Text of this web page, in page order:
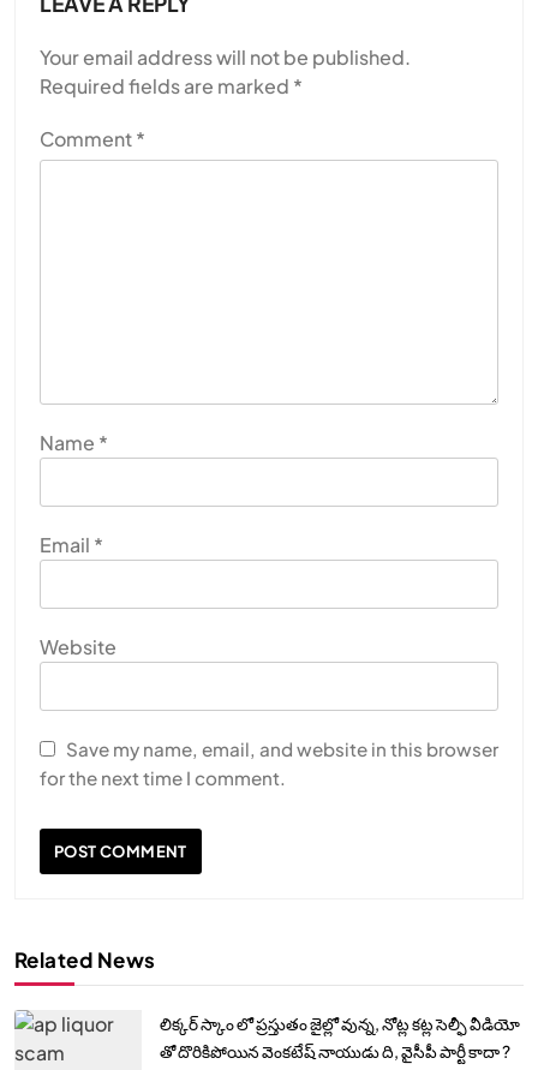
Your email address will not be published.
Required fields are marked *
Comment*
Name *
Email *
Website
Save my name, email, and website in this browser
for the next time I comment.
Related News
లిక్కర్ స్కాం లో ప్రస్తుతం జైల్లో వున్న, నోట్ల కట్ల సెల్ఫీ వీడియో
తో దొరికిపోయిన వెంకటేష్ నాయుడు ది, వైసీపీ పార్టీ కాదా ?